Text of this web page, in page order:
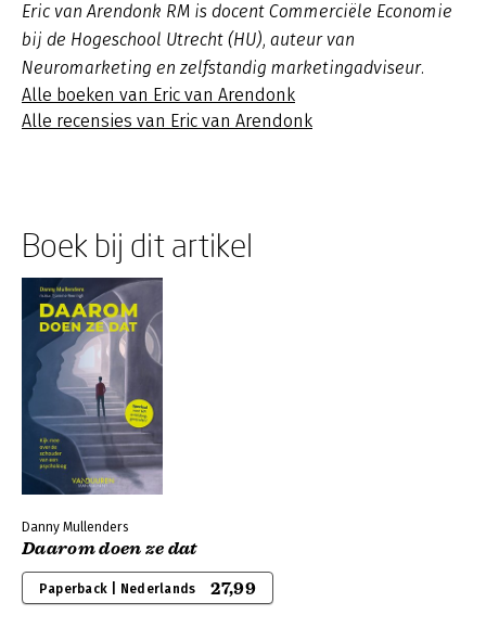
Eric van Arendonk RM is docent Commerciële Economie
bij de Hogeschool Utrecht (HU), auteur van
Neuromarketing en zelfstandig marketingadviseur.
Alle boeken van Eric van Arendonk
Alle recensies van Eric van Arendonk
Boek bij dit artikel
Danny Mullenders
Daarom doen ze dat
Paperback | Nederlands 27,99